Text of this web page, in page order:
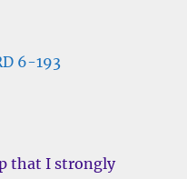
6-193
that I strongly